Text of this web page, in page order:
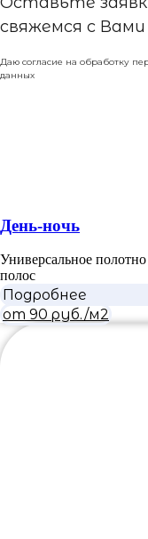
свяжемся с Вами
Даю согласие на обработку
данных
День-ночь
Универсальное
полос
Подробнее
от 90 руб./м2